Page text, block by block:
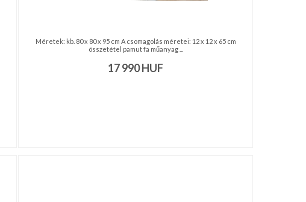
Méretek: kb. 80 x 80 x 95 cm A csomagolás méretei: 12 x 12 x 65 cm
összetétel pamut fa műanyag ...
17 990HUF